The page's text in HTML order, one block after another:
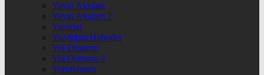
Yayın Akışları
Yayın Akışları 2
Yazarlar
Yazdığım Haberler
Yol Durumu
Yol Durumu 2
Yorumlarım